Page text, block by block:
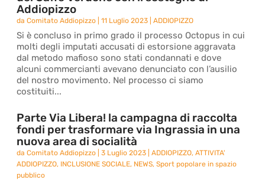
Addiopizzo
daComitato Addiopizzo |11 Luglio 2023 |ADDIOPIZZO
Si è concluso in primo grado il processo Octopus in cui
molti degli imputati accusati di estorsione aggravata
dal metodo mafioso sono stati condannati e dove
alcuni commercianti avevano denunciato con l’ausilio
del nostro movimento. Nel processo ci siamo
costituiti...
Parte Via Libera! la campagna di raccolta
fondi per trasformare via Ingrassia in una
nuova area di socialità
daComitato Addiopizzo |3 Luglio 2023 |ADDIOPIZZO,ATTIVITA'
ADDIOPIZZO, INCLUSIONE SOCIALE, NEWS,Sport popolare in spazio
pubblico